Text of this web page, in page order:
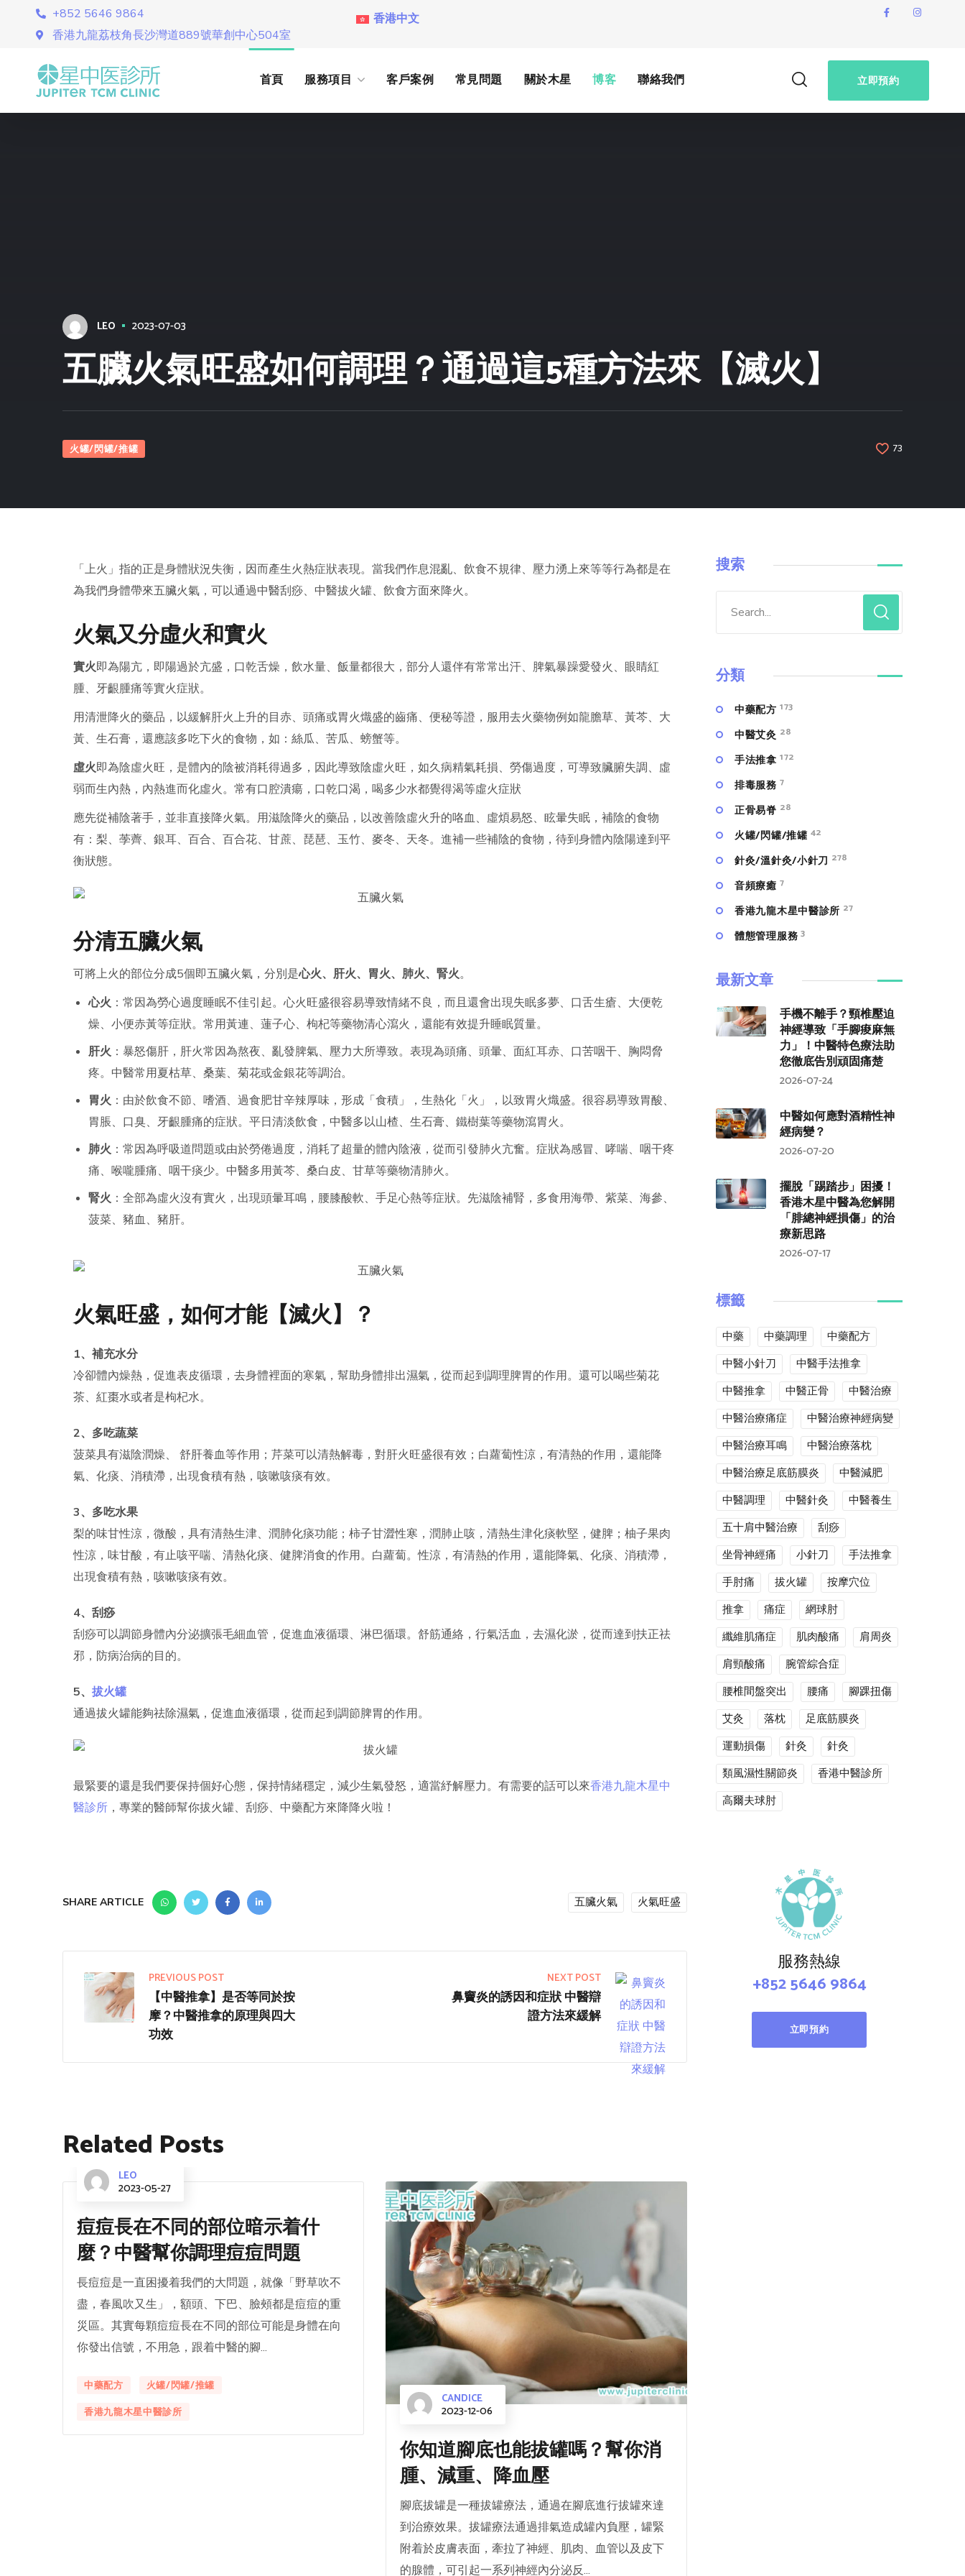
+852 5646 9864
香港九龍荔枝角長沙灣道889號華創中心504室
香港中文
首頁 服務項目 客戶案例 常見問題 關於木星 博客 聯絡我們 立即預約
LEO 2023-07-03
五臟火氣旺盛如何調理？通過這5種方法來【滅火】
火罐/閃罐/推罐 73
「上火」指的正是身體狀況失衡，因而產生火熱症狀表現。當我們作息混亂、飲食不規律、壓力湧上來等等行為都是在
為我們身體帶來五臟火氣，可以通過中醫刮痧、中醫拔火罐、飲食方面來降火。
火氣又分虛火和實火
實火即為陽亢，即陽過於亢盛，口乾舌燥，飲水量、飯量都很大，部分人還伴有常常出汗、脾氣暴躁愛發火、眼睛紅
腫、牙齦腫痛等實火症狀。
用清泄降火的藥品，以緩解肝火上升的目赤、頭痛或胃火熾盛的齒痛、便秘等證，服用去火藥物例如龍膽草、黃芩、大
黃、生石膏，還應該多吃下火的食物，如：絲瓜、苦瓜、螃蟹等。
虛火即為陰虛火旺，是體內的陰被消耗得過多，因此導致陰虛火旺，如久病精氣耗損、勞傷過度，可導致臟腑失調、虛
弱而生內熱，內熱進而化虛火。常有口腔潰瘍，口乾口渴，喝多少水都覺得渴等虛火症狀
應先從補陰著手，並非直接降火氣。用滋陰降火的藥品，以改善陰虛火升的咯血、虛煩易怒、眩暈失眠，補陰的食物
有：梨、荸薺、銀耳、百合、百合花、甘蔗、琵琶、玉竹、麥冬、天冬。進補一些補陰的食物，待到身體內陰陽達到平
衡狀態。
分清五臟火氣
可將上火的部位分成5個即五臟火氣，分別是心火、肝火、胃火、肺火、腎火。
心火：常因為勞心過度睡眠不佳引起。心火旺盛很容易導致情緒不良，而且還會出現失眠多夢、口舌生瘡、大便乾
燥、小便赤黃等症狀。常用黃連、蓮子心、枸杞等藥物清心瀉火，還能有效提升睡眠質量。
肝火：暴怒傷肝，肝火常因為熬夜、亂發脾氣、壓力大所導致。表現為頭痛、頭暈、面紅耳赤、口苦咽干、胸悶脅
疼。中醫常用夏枯草、桑葉、菊花或金銀花等調治。
胃火：由於飲食不節、嗜酒、過食肥甘辛辣厚味，形成「食積」，生熱化「火」，以致胃火熾盛。很容易導致胃酸、
胃脹、口臭、牙齦腫痛的症狀。平日清淡飲食，中醫多以山楂、生石膏、鐵樹葉等藥物瀉胃火。
肺火：常因為呼吸道問題或由於勞倦過度，消耗了超量的體內陰液，從而引發肺火亢奮。症狀為感冒、哮喘、咽干疼
痛、喉嚨腫痛、咽干痰少。中醫多用黃芩、桑白皮、甘草等藥物清肺火。
腎火：全部為虛火沒有實火，出現頭暈耳鳴，腰膝酸軟、手足心熱等症狀。先滋陰補腎，多食用海帶、紫菜、海參、
菠菜、豬血、豬肝。
火氣旺盛，如何才能【滅火】？
1、補充水分
冷卻體內燥熱，促進表皮循環，去身體裡面的寒氣，幫助身體排出濕氣，從而起到調理脾胃的作用。還可以喝些菊花
茶、紅棗水或者是枸杞水。
2、多吃蔬菜
菠菜具有滋陰潤燥、 舒肝養血等作用；芹菜可以清熱解毒，對肝火旺盛很有效；白蘿蔔性涼，有清熱的作用，還能降
氣、化痰、消積滯，出現食積有熱，咳嗽咳痰有效。
3、多吃水果
梨的味甘性涼，微酸，具有清熱生津、潤肺化痰功能；柿子甘澀性寒，潤肺止咳，清熱生津化痰軟堅，健脾；柚子果肉
性涼，味甘酸，有止咳平喘、清熱化痰、健脾消食的作用。白蘿蔔。性涼，有清熱的作用，還能降氣、化痰、消積滯，
出現食積有熱，咳嗽咳痰有效。
4、刮痧
刮痧可以調節身體內分泌擴張毛細血管，促進血液循環、淋巴循環。舒筋通絡，行氣活血，去濕化淤，從而達到扶正祛
邪，防病治病的目的。
5、 拔火罐
通過拔火罐能夠祛除濕氣，促進血液循環，從而起到調節脾胃的作用。
最緊要的還是我們要保持個好心態，保持情緒穩定，減少生氣發怒，適當紓解壓力。有需要的話可以來香港九龍木星中
醫診所 ，專業的醫師幫你拔火罐、刮痧、中藥配方來降降火啦！
SHARE ARTICLE 五臟火氣 火氣旺盛
PREVIOUS POST
【中醫推拿】是否等同於按
摩？中醫推拿的原理與四大
功效
NEXT POST
鼻竇炎的誘因和症狀 中醫辯
證方法來緩解
Related Posts
LEO
2023-05-27
痘痘長在不同的部位暗示着什
麼？中醫幫你調理痘痘問題
長痘痘是一直困擾着我們的大問題，就像「野草吹不
盡，春風吹又生」，額頭、下巴、臉頰都是痘痘的重
災區。其實每顆痘痘長在不同的部位可能是身體在向
你發出信號，不用急，跟着中醫的腳...
中藥配方
火罐/閃罐/推罐
香港九龍木星中醫診所
CANDICE
2023-12-06
你知道腳底也能拔罐嗎？幫你消
腫、減重、降血壓
腳底拔罐是一種拔罐療法，通過在腳底進行拔罐來達
到治療效果。拔罐療法通過排氣造成罐內負壓，罐緊
附着於皮膚表面，牽拉了神經、肌肉、血管以及皮下
的腺體，可引起一系列神經內分泌反...
搜索
分類
中藥配方 173
中醫艾灸 28
手法推拿 172
排毒服務 7
正骨易脊 28
火罐/閃罐/推罐 42
針灸/溫針灸/小針刀 278
⾳頻療癒 7
香港九龍木星中醫診所 27
體態管理服務 3
最新文章
手機不離手？頸椎壓迫
神經導致「手腳痠麻無
力」！中醫特色療法助
您徹底告別頑固痛楚
2026-07-24
中醫如何應對酒精性神
經病變？
2026-07-20
擺脫「踢踏步」困擾！
香港木星中醫為您解開
「腓總神經損傷」的治
療新思路
2026-07-17
標籤
中藥 中藥調理
中藥配方
中醫小針刀
中醫手法推拿
中醫推拿
中醫正骨
中醫治療
中醫治療痛症
中醫治療神經病變
中醫治療耳鳴
中醫治療落枕
中醫治療足底筋膜炎
中醫減肥
中醫調理
中醫針灸
中醫養生
五十肩中醫治療
刮痧
坐骨神經痛
小針刀
手法推拿
手肘痛
拔火罐
按摩穴位
推拿
痛症
網球肘
纖維肌痛症
肌肉酸痛
肩周炎
肩頸酸痛
腕管綜合症
腰椎間盤突出
腰痛
腳踝扭傷
艾灸
落枕
足底筋膜炎
運動損傷
針灸
針灸
類風濕性關節炎
香港中醫診所
高爾夫球肘
服務熱線
+852 5646 9864
立即預約